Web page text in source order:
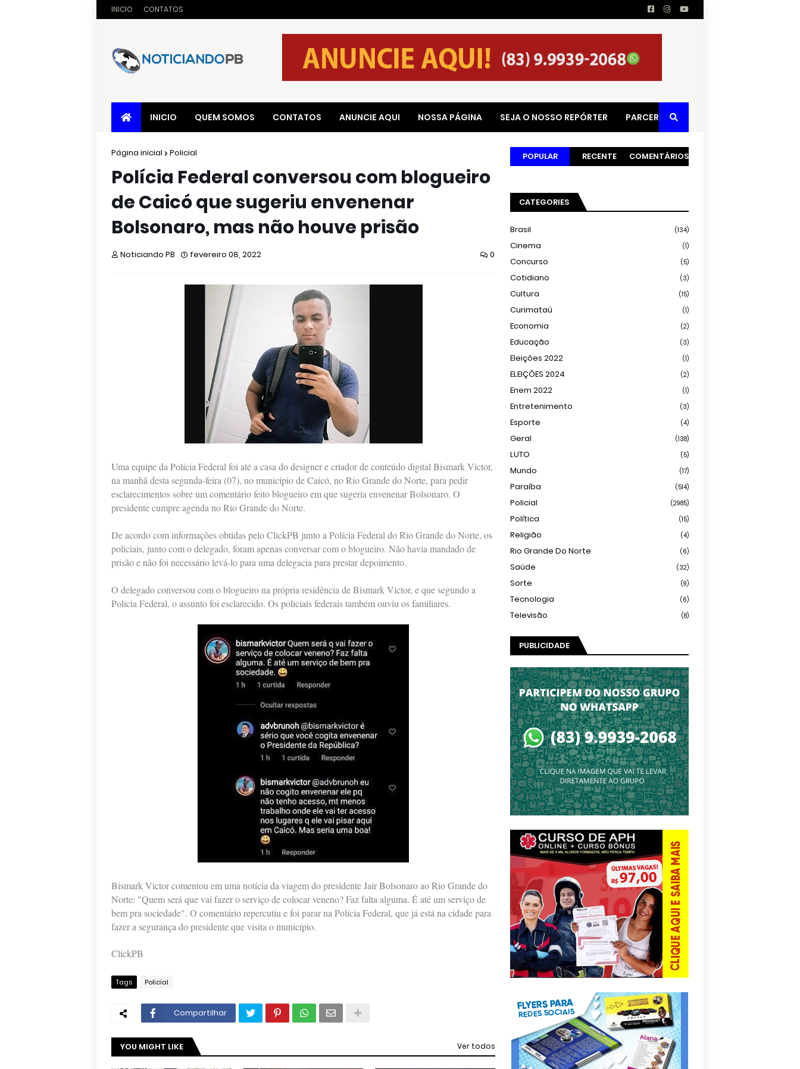
INICIO CONTATOS
INICIO QUEM SOMOS CONTATOS ANUNCIE AQUI NOSSA PÁGINA SEJA O NOSSO REPÓRTER PARCERIAS
Página inicial Policial
Polícia Federal conversou com blogueiro
de Caicó que sugeriu envenenar
Bolsonaro, mas não houve prisão
Noticiando PB fevereiro 08, 2022 0
Uma equipe da Polícia Federal foi até a casa do designer e criador de conteúdo digital Bismark Victor,
na manhã desta segunda-feira (07), no município de Caicó, no Rio Grande do Norte, para pedir
esclarecimentos sobre um comentário feito blogueiro em que sugeria envenenar Bolsonaro. O
presidente cumpre agenda no Rio Grande do Norte.
De acordo com informações obtidas pelo ClickPB junto a Polícia Federal do Rio Grande do Norte, os
policiais, junto com o delegado, foram apenas conversar com o blogueiro. Não havia mandado de
prisão e não foi necessário levá-lo para uma delegacia para prestar depoimento.
O delegado conversou com o blogueiro na própria residência de Bismark Victor, e que segundo a
Polícia Federal, o assunto foi esclarecido. Os policiais federais também ouviu os familiares.
Bismark Victor comentou em uma notícia da viagem do presidente Jair Bolsonaro ao Rio Grande do
Norte: "Quem será que vai fazer o serviço de colocar veneno? Faz falta alguma. É até um serviço de
bem pra sociedade". O comentário repercutiu e foi parar na Polícia Federal, que já está na cidade para
fazer a segurança do presidente que visita o município.
ClickPB
Tags Policial
Compartilhar
YOU MIGHT LIKE Ver todos
POPULAR RECENTE COMENTÁRIOS
CATEGORIES
Brasil (134)
Cinema (1)
Concurso (5)
Cotidiano (3)
Cultura (15)
Curimataú (1)
Economia (2)
Educação (3)
Eleições 2022 (1)
ELEIÇÕES 2024 (2)
Enem 2022 (1)
Entretenimento (3)
Esporte (4)
Geral (138)
LUTO (5)
Mundo (17)
Paraíba (514)
Policial (2985)
Política (15)
Religião (4)
Rio Grande Do Norte (6)
Saúde (32)
Sorte (9)
Tecnologia (6)
Televisão (8)
PUBLICIDADE